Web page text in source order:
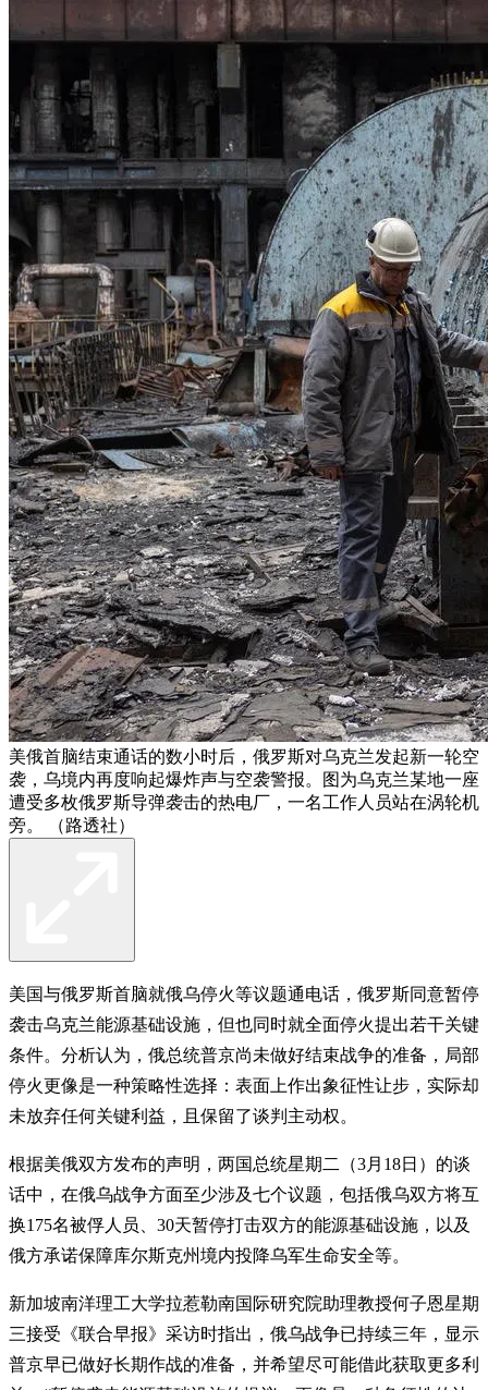
美俄首脑结束通话的数小时后，俄罗斯对乌克兰发起新一轮空
袭，乌境内再度响起爆炸声与空袭警报。图为乌克兰某地一座
遭受多枚俄罗斯导弹袭击的热电厂，一名工作人员站在涡轮机
旁。 （路透社）
美国与俄罗斯首脑就俄乌停火等议题通电话，俄罗斯同意暂停
袭击乌克兰能源基础设施，但也同时就全面停火提出若干关键
条件。分析认为，俄总统普京尚未做好结束战争的准备，局部
停火更像是一种策略性选择：表面上作出象征性让步，实际却
未放弃任何关键利益，且保留了谈判主动权。
根据美俄双方发布的声明，两国总统星期二（3月18日）的谈
话中，在俄乌战争方面至少涉及七个议题，包括俄乌双方将互
换175名被俘人员、30天暂停打击双方的能源基础设施，以及
俄方承诺保障库尔斯克州境内投降乌军生命安全等。
新加坡南洋理工大学拉惹勒南国际研究院助理教授何子恩星期
三接受《联合早报》采访时指出，俄乌战争已持续三年，显示
普京早已做好长期作战的准备，并希望尽可能借此获取更多利